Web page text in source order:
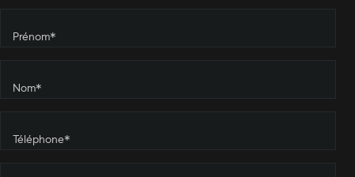
Prénom*
Nom*
Téléphone*